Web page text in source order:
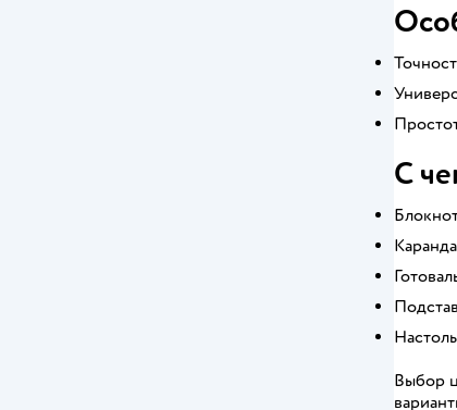
С
Выбор